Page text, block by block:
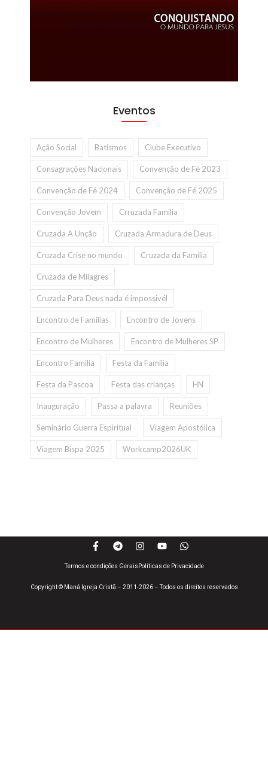
Eventos
Ação Social Batismos Clube Executivo
Consagrações Nacionais Convenção de Fé 2023
Convenção de Fé 2024 Convenção de Fé 2025
Convenção Jovem Crruzada Familia
Cruzada A Unção Cruzada Armadura de Deus
Cruzada Crise no mundo Cruzada da Familia
Cruzada de Milagres
Cruzada Para Deus nada é impossivél
Encontro de Familias Encontro de Jovens
Encontro de Mulheres Encontro de Mulheres SP
Encontro Familia Festa da Familia
Festa da Pascoa Festa das crianças HN
Inauguração Passa a palavra Reuniões
Seminário Guerra Espiritual Viagem Apostólica
Viagem Bispa 2025 Workcamp2026UK
Copyright © Maná Igreja Cristã – 2011-2026 – Todos os direitos reservados
Termos e condições Gerais Políticas de Privacidade